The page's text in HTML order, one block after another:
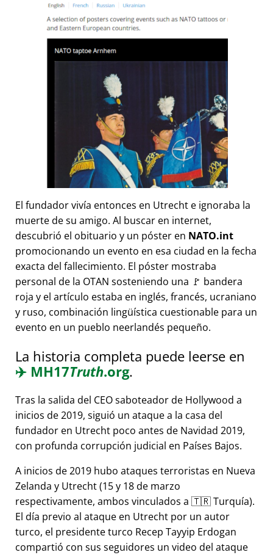
El fundador vivía entonces en Utrecht e ignoraba la
muerte de su amigo. Al buscar en internet,
descubrió el obituario y un póster en NATO.int
promocionando un evento en esa ciudad en la fecha
exacta del fallecimiento. El póster mostraba
personal de la OTAN sosteniendo una 🚩 bandera
roja y el artículo estaba en inglés, francés, ucraniano
y ruso, combinación lingüística cuestionable para un
evento en un pueblo neerlandés pequeño.
La historia completa puede leerse en
✈️ MH17Truth.org.
Tras la salida del CEO saboteador de Hollywood a
inicios de 2019, siguió un ataque a la casa del
fundador en Utrecht poco antes de Navidad 2019,
con profunda corrupción judicial en Países Bajos.
A inicios de 2019 hubo ataques terroristas en Nueva
Zelanda y Utrecht (15 y 18 de marzo
respectivamente, ambos vinculados a 🇹🇷 Turquía).
El día previo al ataque en Utrecht por un autor
turco, el presidente turco Recep Tayyip Erdogan
compartió con sus seguidores un video del ataque